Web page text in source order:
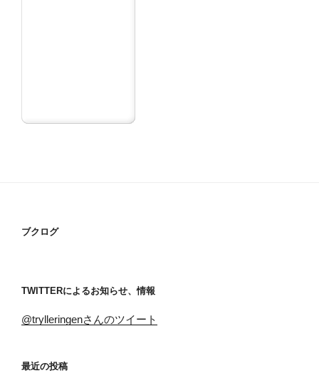
ブクログ
TWITTERによるお知らせ、情報
@trylleringenさんのツイート
最近の投稿